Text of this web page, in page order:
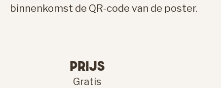
binnenkomst de QR-code van de poster.
PRIJS
Gratis